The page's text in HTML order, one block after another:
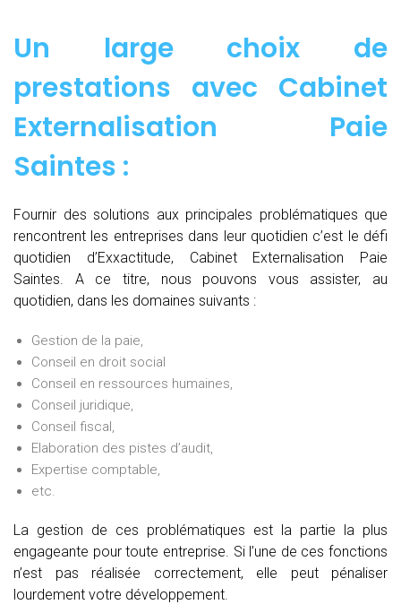
Un large choix de
prestations avec Cabinet
Externalisation Paie
Saintes :
Fournir des solutions aux principales problématiques que
rencontrent les entreprises dans leur quotidien c’est le défi
quotidien d’Exxactitude, Cabinet Externalisation Paie
Saintes. A ce titre, nous pouvons vous assister, au
quotidien, dans les domaines suivants :
Gestion de la paie,
Conseil en droit social
Conseil en ressources humaines,
Conseil juridique,
Conseil fiscal,
Elaboration des pistes d’audit,
Expertise comptable,
etc.
La gestion de ces problématiques est la partie la plus
engageante pour toute entreprise. Si l’une de ces fonctions
n’est pas réalisée correctement, elle peut pénaliser
lourdement votre développement.